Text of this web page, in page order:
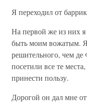
Я переходил от
На первой же из них
быть моим вожатым. Я
решительного, чем
посетили все те
принести пользу.
Дорогой он дал мне